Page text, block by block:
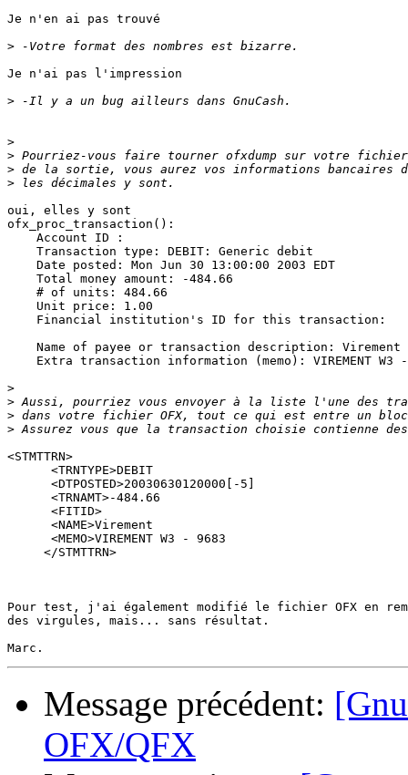
Je n'en ai pas trouvé
>
Je n'ai pas l'impression
>
>
>
>
>
oui, elles y sont
ofx_proc_transaction():
    Account ID :
    Transaction type: DEBIT: Generic debit
    Date posted: Mon Jun 30 13:00:00 2003 EDT
    Total money amount: -484.66
    # of units: 484.66
    Unit price: 1.00
    Financial institution's ID for this transaction:
    Name of payee or transaction description: Virement
Extra transaction information (memo): VIREMENT W3
>
>
>
>
<STMTTRN>
      <TRNTYPE>DEBIT
      <DTPOSTED>20030630120000[-5]
      <TRNAMT>-484.66
      <FITID>
      <NAME>Virement
      <MEMO>VIREMENT W3 - 9683
     </STMTTRN>
Pour test, j'ai également modifié le fichier OFX en
des virgules, mais... sans résultat.
Message précédent:
OFX/QFX